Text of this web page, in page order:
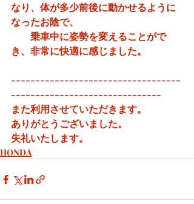
なり、体が多少前後に動かせるように
なったお陰で、
乗車中に姿勢を変えることがで
き、非常に快適に感じました。
-----------------------------------
-------------------------------
また利用させていただきます。
ありがとうございました。
失礼いたします。
HONDA